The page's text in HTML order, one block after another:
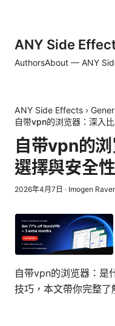
ANY Side
AuthorsAbout — ANY
ANY Side Effects ›
自带vpn的浏览器：深入
自带vpn的
選擇與安全
2026年4月7日 · Imogen
自带vpn的浏览器：是
技巧，本文帶你完整了